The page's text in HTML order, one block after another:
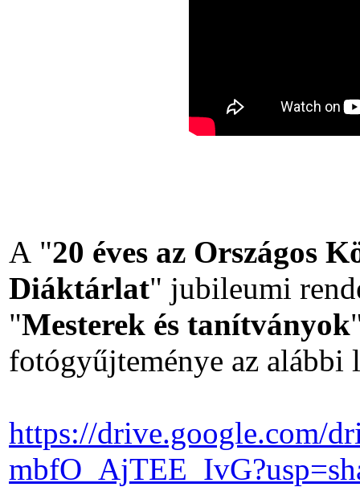
A "20 éves az Országos
Diáktárlat" jubileumi
"Mesterek és tanítványok
fotógyűjteménye az alábbi
https://drive.google.com/